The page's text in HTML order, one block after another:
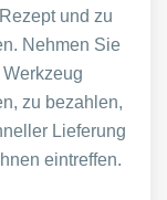
und zu
Nehmen Sie
zu bezahlen,
Lieferung
eintreffen.